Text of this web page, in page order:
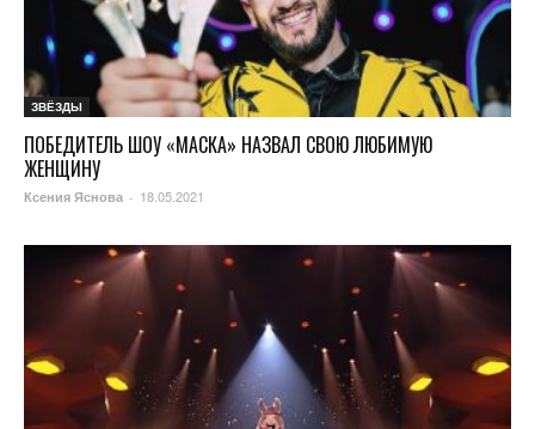
ЗВЁЗДЫ
ПОБЕДИТЕЛЬ ШОУ «МАСКА» НАЗВАЛ СВОЮ ЛЮБИМУЮ
ЖЕНЩИНУ
Ксения Яснова - 18.05.2021